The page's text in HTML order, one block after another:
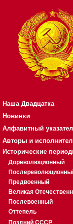
Наша Двадцатка
Новинки
Алфавитный
Авторы и
Исторические
Дореволюционный
Предвоенный
Великая
Послевоенный
Оттепель
Поздний СССР